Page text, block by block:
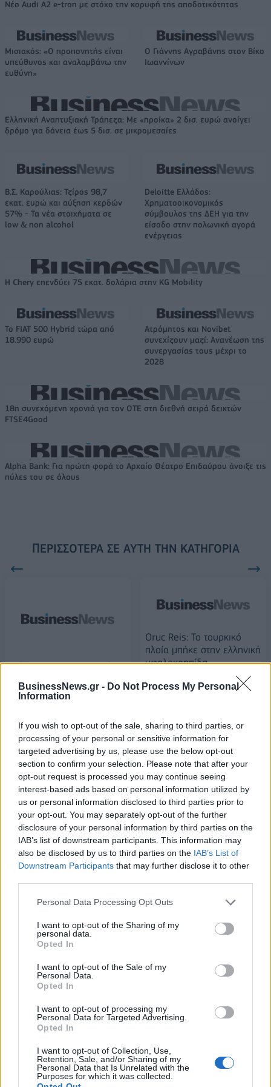
BusinessNews.gr - Do Not Process My Personal
Information
If you wish to opt-out of the sale, sharing to third parties, or
processing of your personal or sensitive information for
targeted advertising by us, please use the below opt-out
section to confirm your selection. Please note that after your
opt-out request is processed you may continue seeing
interest-based ads based on personal information utilized by
us or personal information disclosed to third parties prior to
your opt-out. You may separately opt-out of the further
disclosure of your personal information by third parties on the
IAB’s list of downstream participants. This information may
also be disclosed by us to third parties on the IAB’s List of
Downstream Participants that may further disclose it to other
Personal Data Processing Opt Outs
I want to opt-out of the Sharing of my
personal data.
Opted In
I want to opt-out of the Sale of my
Personal Data.
Opted In
I want to opt-out of processing my
Personal Data for Targeted Advertising.
Opted In
I want to opt-out of Collection, Use,
Retention, Sale, and/or Sharing of my
Personal Data that Is Unrelated with the
Purposes for which it was collected.
Νέο Audi A2 e-tron με στόχο την κορυφή της αποδοτικότητας
Μισιακός: «Ο προπονητής είναι
υπεύθυνος και αναλαμβάνω την
ευθύνη»
Ο Γιάννης Αγραβάνης στον Βίκο
Ιωαννίνων
Ελληνική Αναπτυξιακή Τράπεζα: Με «προίκα» 2 δισ. ευρώ ανοίγει
δρόμο για δάνεια έως 5 δισ. σε μικρομεσαίες
Β.Σ. Καρούλιας: Τζίρος 98,7
εκατ. ευρώ και αύξηση κερδών
57% - Τα νέα στοιχήματα σε
low & non alcohol
Deloitte Ελλάδος:
Χρηματοοικονομικός
σύμβουλος της ΔΕΗ για την
είσοδο στην πολωνική αγορά
ενέργειας
Η Chery επενδύει 75 εκατ. δολάρια στην KG Mobility
Το FIAT 500 Hybrid τώρα από
18.990 ευρώ
Ατρόμητος και Novibet
συνεχίζουν μαζί: Ανανέωση της
συνεργασίας τους μέχρι το
2028
18η συνεχόμενη χρονιά για τον ΟΤΕ στη διεθνή σειρά δεικτών
FTSE4Good
Alpha Bank: Για πρώτη φορά το Αρχαίο Θέατρο Επιδαύρου άνοιξε τις
πύλες του σε όλους
ΠΕΡΙΣΣΌΤΕΡΑ ΣΕ ΑΥΤΉ ΤΗΝ ΚΑΤΗΓΟΡΊΑ
Μέτρα για τον κορονοϊό:
τις 12 τα μπαρ σε
10/08/2020 - 17:10
Oruc Reis: Το τουρκικό
πλοίο μπήκε στην ελληνική
υφαλοκρηπίδα
ΡΟΗ ΕΙΔΗΣΕΩΝ
Κορυφώνεται η έξοδος του Αυγούστου – Πάνω από
56.000 επιβάτες αναχωρούν σήμερα από τα
λιμάνια της Αττικής
08/08/2026 - 14:30
Δυτική Αττική: Η επόμενη ημέρα μετά τις πυρκαγιές
– Τα έργα Antinero και η «μάχη» πριν από τις
βροχές
08/08/2026 - 14:08 ΕΛΛΑΔΑ
Ειδικό Χωροταξικό για τον Τουρισμό: Οι νέοι
κανόνες για επενδύσεις, νησιά και προορισμούς υπό